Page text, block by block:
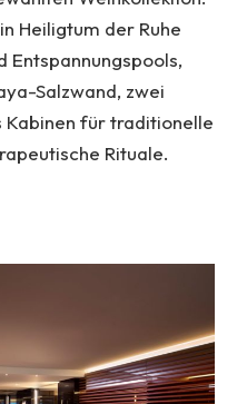
Heiligtum der Ruhe
Entspannungspools,
Salzwand, zwei
Kabinen für traditionelle
Rituale.